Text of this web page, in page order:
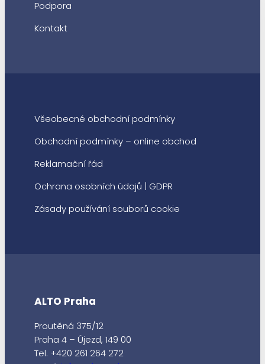
Podpora
Kontakt
Všeobecné obchodní podmínky
Obchodní podmínky – online obchod
Reklamační řád
Ochrana osobních údajů | GDPR
Zásady používání souborů cookie
ALTO Praha
Proutěná 375/12
Praha 4 – Újezd, 149 00
Tel. +420 261 264 272